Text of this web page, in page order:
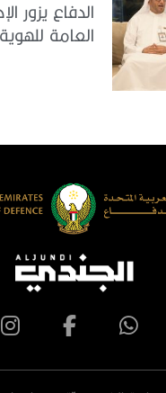
الدفاع يزور
العامة